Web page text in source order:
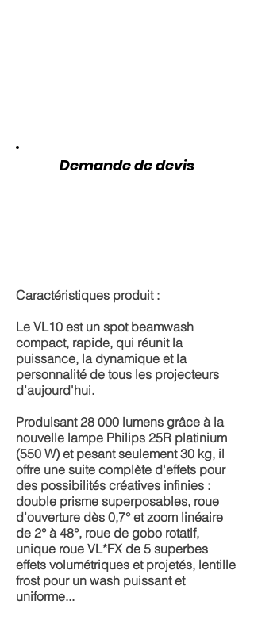
Demande de devis
Caractéristiques produit :
Le VL10 est un spot beamwash
compact, rapide, qui réunit la
puissance, la dynamique et la
personnalité de tous les projecteurs
d’aujourd'hui.
Produisant 28 000 lumens grâce à la
nouvelle lampe Philips 25R platinium
(550 W) et pesant seulement 30 kg, il
offre une suite complète d'effets pour
des possibilités créatives infinies :
double prisme superposables, roue
d’ouverture dès 0,7° et zoom linéaire
de 2° à 48°, roue de gobo rotatif,
unique roue VL*FX de 5 superbes
effets volumétriques et projetés, lentille
frost pour un wash puissant et
uniforme...